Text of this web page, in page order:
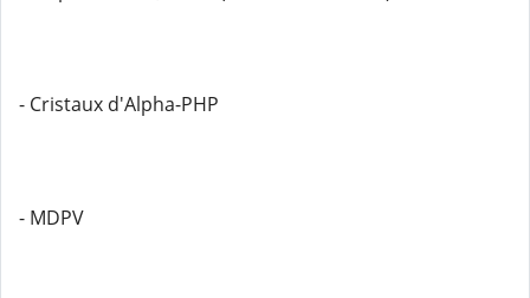
- Cristaux d'Alpha-PHP
- MDPV